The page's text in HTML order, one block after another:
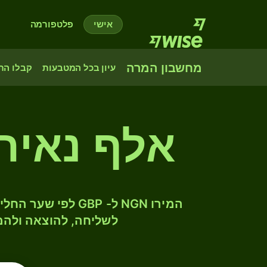
אישי פלטפורמה
מחשבון המרה עיון בכל המטבעות קבלו
אלף
לשליחה, להוצאה